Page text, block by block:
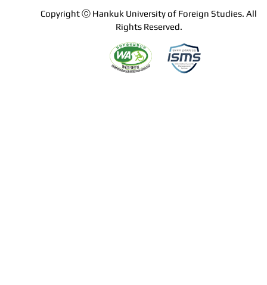
Copyright ⓒ Hankuk University of Foreign Studies. All
Rights Reserved.